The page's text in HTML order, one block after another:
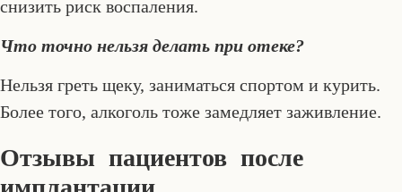
снизить риск воспаления.
Что точно нельзя делать при отеке?
Нельзя греть щеку, заниматься спортом и курить.
Более того, алкоголь тоже замедляет заживление.
Отзывы пациентов после